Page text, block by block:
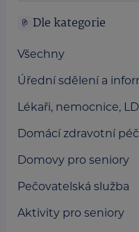
Dle kategorie
Všechny
Úřední sdělení a
Lékaři, nemocnice,
Domácí zdravotní
Domovy pro seniory
Pečovatelská služba
Aktivity pro seniory